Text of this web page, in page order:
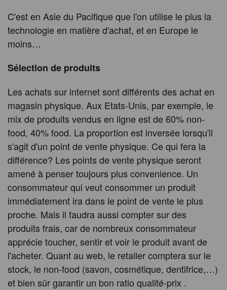
C'est en Asie du Pacifique que l'on utilise le plus la
technologie en matière d'achat, et en Europe le
moins…
Sélection de produits
Les achats sur internet sont différents des achat en
magasin physique. Aux Etats-Unis, par exemple, le
mix de produits vendus en ligne est de 60% non-
food, 40% food. La proportion est inversée lorsqu'il
s'agit d'un point de vente physique. Ce qui fera la
différence? Les points de vente physique seront
amené à penser toujours plus convenience. Un
consommateur qui veut consommer un produit
immédiatement ira dans le point de vente le plus
proche. Mais il faudra aussi compter sur des
produits frais, car de nombreux consommateur
apprécie toucher, sentir et voir le produit avant de
l'acheter. Quant au web, le retailer comptera sur le
stock, le non-food (savon, cosmétique, dentifrice,…)
et bien sûr garantir un bon ratio qualité-prix .